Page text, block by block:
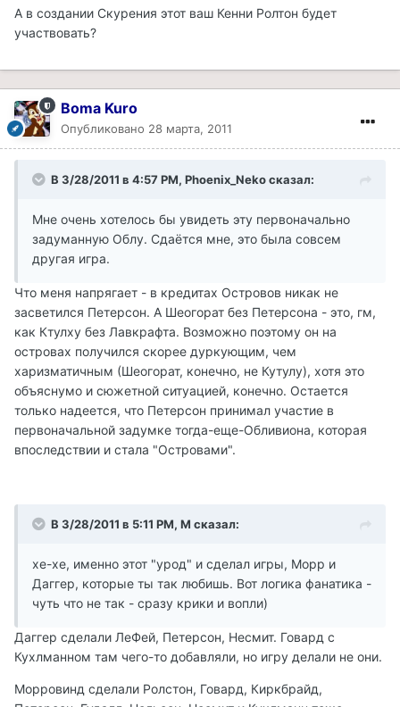
А в создании Скурения этот ваш Кенни Ролтон будет
участвовать?
Boma Kuro
Опубликовано 28 марта, 2011
В 3/28/2011 в 4:57 PM, Phoenix_Neko сказал:
Мне очень хотелось бы увидеть эту первоначально
задуманную Облу. Сдаётся мне, это была совсем
другая игра.
Что меня напрягает - в кредитах Островов никак не
засветился Петерсон. А Шеогорат без Петерсона - это, гм,
как Ктулху без Лавкрафта. Возможно поэтому он на
островах получился скорее дуркующим, чем
харизматичным (Шеогорат, конечно, не Кутулу), хотя это
объяснумо и сюжетной ситуацией, конечно. Остается
только надеется, что Петерсон принимал участие в
первоначальной задумке тогда-еще-Обливиона, которая
впоследствии и стала "Островами".
В 3/28/2011 в 5:11 PM, М сказал:
хе-хе, именно этот "урод" и сделал игры, Морр и
Даггер, которые ты так любишь. Вот логика фанатика -
чуть что не так - сразу крики и вопли)
Даггер сделали ЛеФей, Петерсон, Несмит. Говард с
Кухлманном там чего-то добавляли, но игру делали не они.
Морровинд сделали Ролстон, Говард, Киркбрайд,